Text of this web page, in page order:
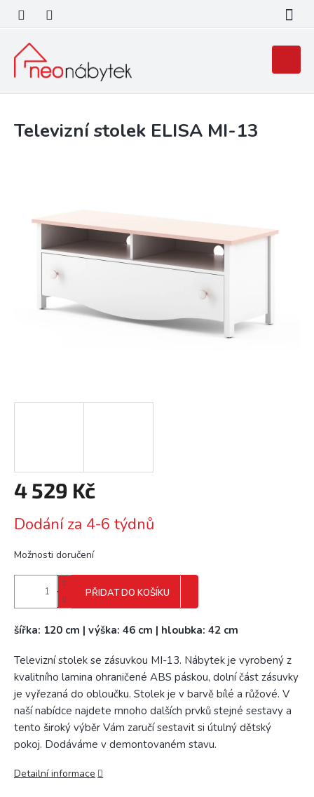
obsah
košík
Televizní stolek ELISA MI-13
4 529 Kč
cena:
Dodání za 4-6 týdnů
Možnosti doručení
PŘIDAT DO KOŠÍKU
šířka: 120 cm | výška: 46 cm | hloubka: 42 cm
Televizní stolek se zásuvkou MI-13. Nábytek je vyrobený z
kvalitního lamina ohraničené ABS páskou, dolní část zásuvky
je vyřezaná do obloučku. Stolek je v barvě bílé a růžové. V
naší nabídce najdete mnoho dalších prvků stejné sestavy a
tento široký výběr Vám zaručí sestavit si útulný dětský
pokoj. Dodáváme v demontovaném stavu.
Detailní informace